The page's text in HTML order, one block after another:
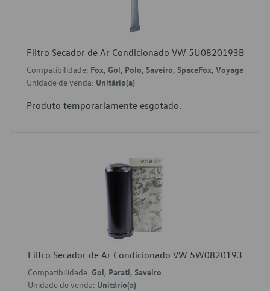
Filtro Secador de Ar Condicionado VW 5U0820193B
Compatibilidade: Fox, Gol, Polo, Saveiro, SpaceFox, Voyage
Unidade de venda: Unitário(a)
Produto temporariamente esgotado.
Filtro Secador de Ar Condicionado VW 5W0820193
Compatibilidade: Gol, Parati, Saveiro
Unidade de venda: Unitário(a)